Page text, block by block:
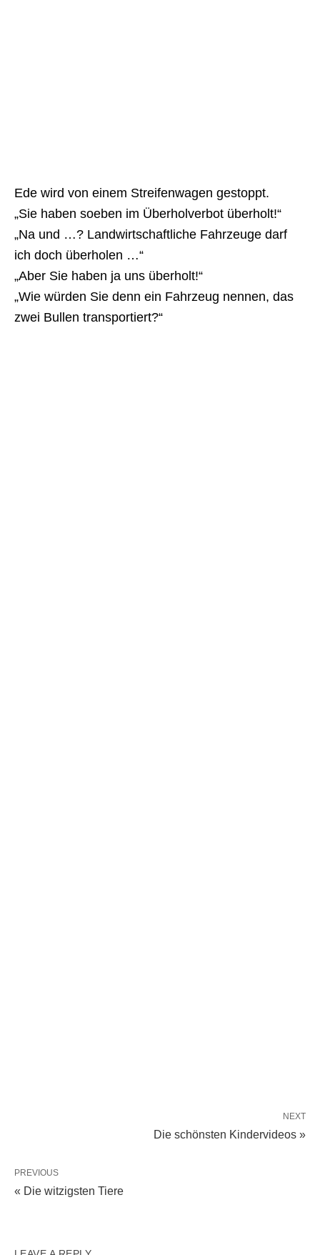
Ede wird von einem Streifenwagen gestoppt.
„Sie haben soeben im Überholverbot überholt!“
„Na und …? Landwirtschaftliche Fahrzeuge darf
ich doch überholen …“
„Aber Sie haben ja uns überholt!“
„Wie würden Sie denn ein Fahrzeug nennen, das
zwei Bullen transportiert?“
NEXT
Die schönsten Kindervideos »
PREVIOUS
« Die witzigsten Tiere